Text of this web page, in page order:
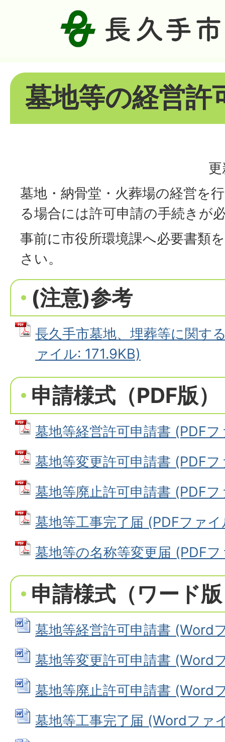
墓地等の経営許
墓地・納骨堂・火葬場の経営を
る場合には許可申請の手続きが
事前に市役所環境課へ必要書類
さい。
(注意)参考
長久手市墓地、埋葬等に関す
ァイル: 171.9KB)
申請様式（PDF版）
墓地等経営許可申請書 (PDF
墓地等変更許可申請書 (PDF
墓地等廃止許可申請書 (PDF
墓地等工事完了届 (PDFファ
墓地等の名称等変更届 (PDF
申請様式（ワード
墓地等経営許可申請書 (Word
墓地等変更許可申請書 (Word
墓地等廃止許可申請書 (Word
墓地等工事完了届 (Wordファ